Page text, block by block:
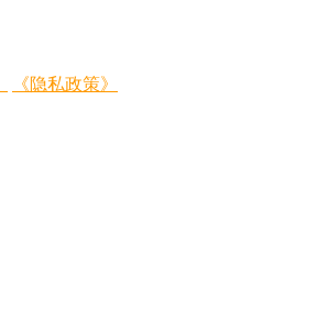
《隐私政策》